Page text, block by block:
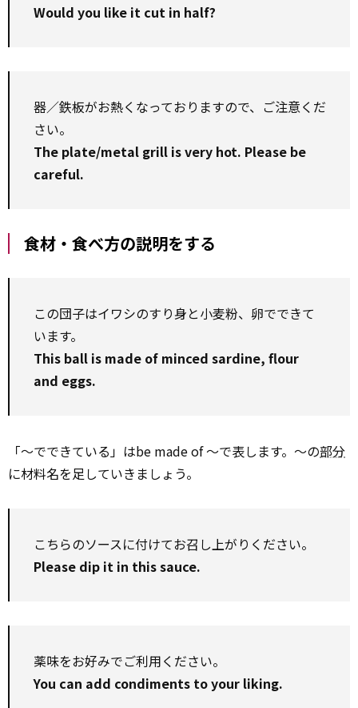
Would you like it cut in half?
器／鉄板がお熱くなっておりますので、ご注意くだ
さい。
The plate/metal grill is very hot. Please be
careful.
食材・食べ方の説明をする
この団子はイワシのすり身と小麦粉、卵でできて
います。
This ball is made of minced sardine, flour
and eggs.
「～でできている」はbe made of ～で表します。～の部分
に材料名を足していきましょう。
こちらのソースに付けてお召し上がりください。
Please dip it in this sauce.
薬味をお好みでご利用ください。
You can add condiments to your liking.